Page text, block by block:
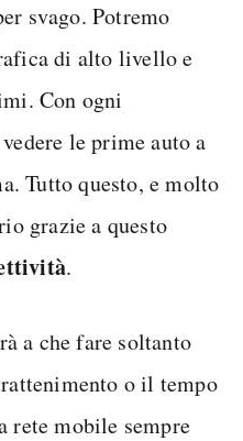
svago. Potremo
di alto livello e
Con ogni
le prime auto a
Tutto questo, e molto
grazie a questo
.
a che fare soltanto
o il tempo
rete mobile sempre